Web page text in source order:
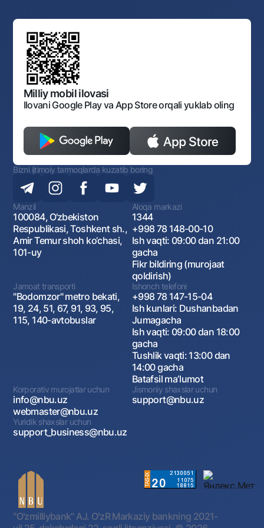
Aksilkorrupsiya
Korporativ uslub
Sayt haritasi
Ofis va bankomatlar
Shaxsiy ma'lumotlarni qayta ishlashga rozilik berish
O‘zbekiston Tasviriy san’at galereyasi
Standart shartnomalar
Normativ-huquqiy hujjatlar loyihalarini muhokama qilish
Normativ huquqiy hujjatlar
O'zbekiston Respublikasi Tashqi Iqtisodiy Faoliyat Milliy
Bankining ish tartibi va rejimi
Ochiq ma'lumotlar
Monopoliyaga qarshi komplaens
Milliy mobil ilovasi
Ilovani Google Play va App Store orqali yuklab oling
Bizni ijtimoiy tarmoqlarda kuzatib boring
Manzil
100084, O‘zbekiston
Respublikasi, Toshkent sh.,
Amir Temur shoh ko‘chasi,
101-uy
Aloqa markazi
1344
+998 78 148-00-10
Ish vaqti: 09:00 dan 21:00
gacha
Fikr bildiring (murojaat
qoldirish)
Jamoat transporti
"Bodomzor" metro bekati,
19, 24, 51, 67, 91, 93, 95,
115, 140-avtobuslar
Ishonch telefoni
+998 78 147-15-04
Ish kunlari: Dushanbadan
Jumagacha
Ish vaqti: 09:00 dan 18:00
gacha
Tushlik vaqti: 13:00 dan
14:00 gacha
Batafsil maʼlumot
Korporativ murojatlar uchun
info@nbu.uz
webmaster@nbu.uz
Jismoniy shaxslar uchun
support@nbu.uz
Yuridik shaxslar uchun
support_business@nbu.uz
"O'zmilliybank" AJ. OʻzR Markaziy bankning 2021-